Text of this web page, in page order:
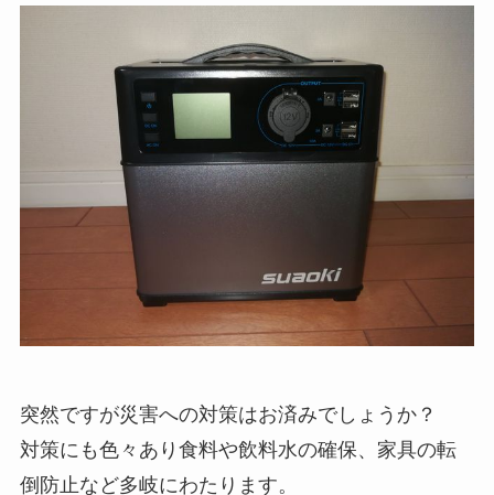
突然ですが災害への対策はお済みでしょうか？
対策にも色々あり食料や飲料水の確保、家具の転
倒防止など多岐にわたります。